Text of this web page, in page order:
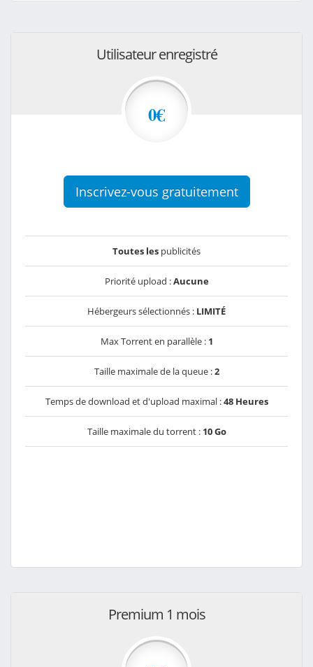
Utilisateur enregistré
0€
Inscrivez-vous gratuitement
Toutes les publicités
Priorité upload :Aucune
Hébergeurs sélectionnés : LIMITÉ
Max Torrent en parallèle : 1
Taille maximale de la queue :2
Temps de download et d'upload maximal :48 Heures
Taille maximale du torrent : 10 Go
Premium 1 mois